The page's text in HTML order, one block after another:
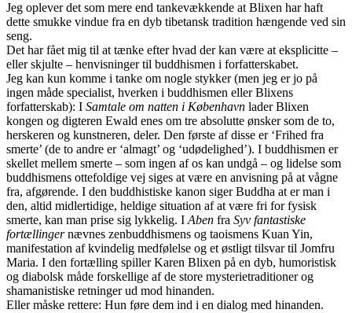
Jeg oplever det som mere end tankevækkende at Blixen har haft
dette smukke vindue fra en dyb tibetansk tradition hængende ved sin
seng.
Det har fået mig til at tænke efter hvad der kan være at eksplicitte –
eller skjulte – henvisninger til buddhismen i forfatterskabet.
Jeg kan kun komme i tanke om nogle stykker (men jeg er jo på
ingen måde specialist, hverken i buddhismen eller Blixens
forfatterskab): I Samtale om natten i København lader Blixen
kongen og digteren Ewald enes om tre absolutte ønsker som de to,
herskeren og kunstneren, deler. Den første af disse er ‘Frihed fra
smerte’ (de to andre er ‘almagt’ og ‘udødelighed’). I buddhismen er
skellet mellem smerte – som ingen af os kan undgå – og lidelse som
buddhismens ottefoldige vej siges at være en anvisning på at vågne
fra, afgørende. I den buddhistiske kanon siger Buddha at er man i
den, altid midlertidige, heldige situation af at være fri for fysisk
smerte, kan man prise sig lykkelig. I Aben fra Syv fantastiske
fortællingernævnes zenbuddhismens og taoismens Kuan Yin,
manifestation af kvindelig medfølelse og et østligt tilsvar til Jomfru
Maria. I den fortælling spiller Karen Blixen på en dyb, humoristisk
og diabolsk måde forskellige af de store mysterietraditioner og
shamanistiske retninger ud mod hinanden.
Eller måske rettere: Hun føre dem ind i en dialog med hinanden.